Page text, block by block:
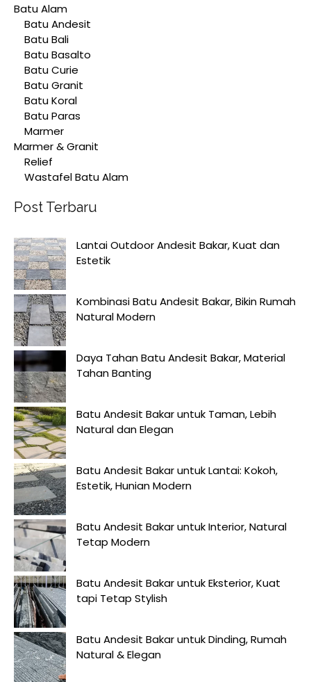
Batu Alam
Batu Andesit
Batu Bali
Batu Basalto
Batu Curie
Batu Granit
Batu Koral
Batu Paras
Marmer
Marmer & Granit
Relief
Wastafel Batu Alam
Post Terbaru
Lantai Outdoor Andesit Bakar, Kuat dan
Estetik
Kombinasi Batu Andesit Bakar, Bikin Rumah
Natural Modern
Daya Tahan Batu Andesit Bakar, Material
Tahan Banting
Batu Andesit Bakar untuk Taman, Lebih
Natural dan Elegan
Batu Andesit Bakar untuk Lantai: Kokoh,
Estetik, Hunian Modern
Batu Andesit Bakar untuk Interior, Natural
Tetap Modern
Batu Andesit Bakar untuk Eksterior, Kuat
tapi Tetap Stylish
Batu Andesit Bakar untuk Dinding, Rumah
Natural & Elegan